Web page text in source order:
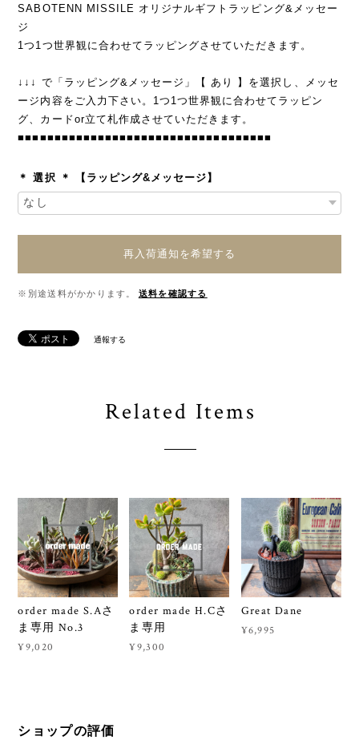
SABOTENN MISSILE オリジナルギフトラッピング&メッセー
ジ
1つ1つ世界観に合わせてラッピングさせていただきます。
↓↓↓ で「ラッピング&メッセージ」【 あり 】を選択し、メッセ
ージ内容をご入力下さい。1つ1つ世界観に合わせてラッピン
グ、カードor立て札作成させていただきます。
■■■■■■■■■■■■■■■■■■■■■■■■■■■■■■■■■■■
＊ 選択 ＊ 【ラッピング&メッセージ】
再入荷通知を希望する
※別途送料がかかります。 送料を確認する
通報する
Related Items
order made S.Aさ
ま専用 No.3
¥9,020
order made H.Cさ
ま専用
¥9,300
Great Dane
¥6,995
ショップの評価